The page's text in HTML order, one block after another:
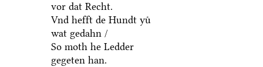
vor dat Recht.
Vnd hefft de Hundt yuͤ
wat gedahn /
So moth he Ledder
gegeten han.